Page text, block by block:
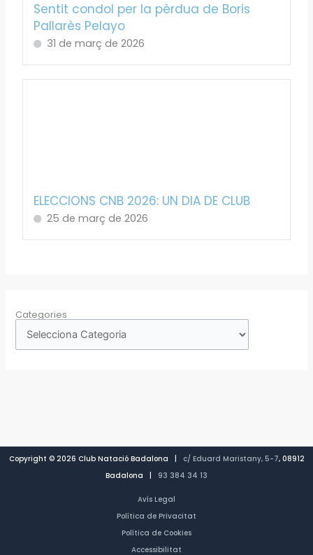
Sentit condol per la pèrdua de Boris
Pallarès Pelayo
31 de març de 2026
ELECCIONS CNB 2026: UN DIA DE CLUB
25 de març de 2026
Categories
Copyright © 2026 Club Natació Badalona | c/ Eduard Maristany, 5-7, 08912
Badalona | 93 384 34 13
Avís Legal
Política de Privacitat
Política de Cookies
Accessibilitat